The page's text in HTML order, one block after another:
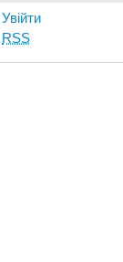
Увійти
RSS